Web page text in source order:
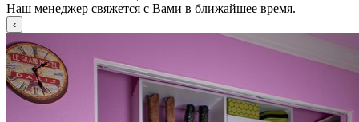
Наш менеджер свяжется с Вами в ближайшее время.